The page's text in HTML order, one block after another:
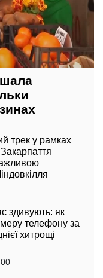
трек у рамках
здивують: як
телефону за
хитрощі